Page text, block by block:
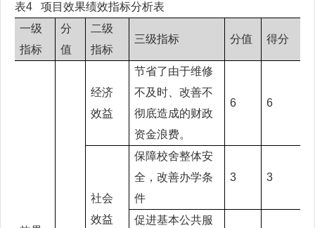
表4 项目效果绩效指标分析表
一级
指标
分
值
二级
指标
三级指标 分值 得分
经济
效益
节省了由于维修
不及时、改善不
彻底造成的财政
资金浪费。
6 6
社会
效益
保障校舍整体安
全，改善办学条
件
3 3
促进基本公共服